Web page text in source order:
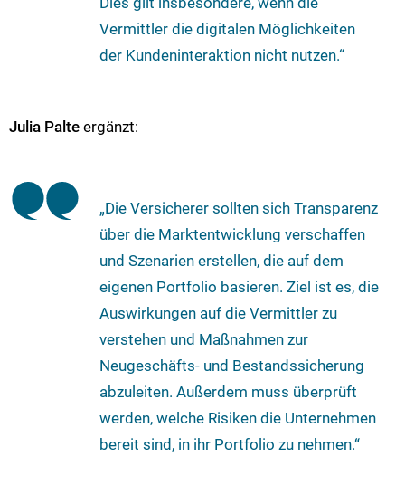
Vermittler die digitalen Möglichkeiten
der Kundeninteraktion nicht nutzen.“
Julia Palte ergänzt:
„Die Versicherer sollten sich Transparenz
über die Marktentwicklung verschaffen
und Szenarien erstellen, die auf dem
eigenen Portfolio basieren. Ziel ist es, die
Auswirkungen auf die Vermittler zu
verstehen und Maßnahmen zur
Neugeschäfts- und Bestandssicherung
abzuleiten. Außerdem muss überprüft
werden, welche Risiken die Unternehmen
bereit sind, in ihr Portfolio zu nehmen.“